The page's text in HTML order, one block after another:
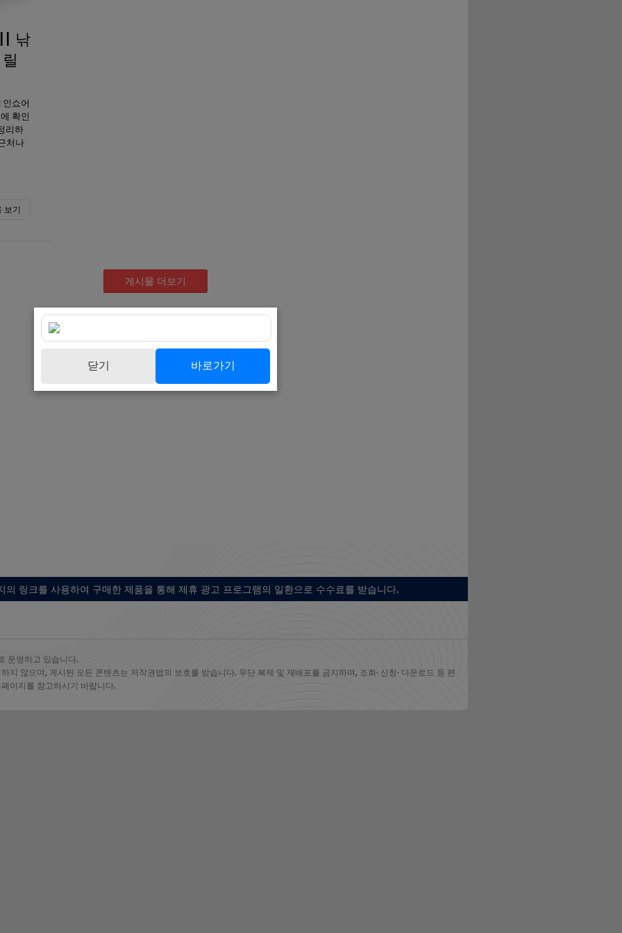
낚
인쇼어
확인
리하
처나
보기
게시물 더보기
링크를 사용하여 구매한 제품을 통해 제휴 광고 프로그램의 일환으로 수수료를 받습니다.
운영하고 있습니다.
지 않으며, 게시된 모든 콘텐츠는 저작권법의 보호를 받습니다. 무단 복제 및 재배포를 금지하며, 조회· 신청· 다운로드 등 편
이지를 참고하시기 바랍니다.
닫기 바로가기